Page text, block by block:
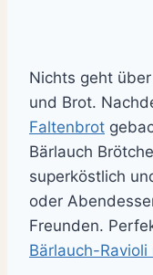
Nichts geht
und Brot.
Faltenbrot
Bärlauch
superköstlich
oder
Freunden.
Bärlauch-